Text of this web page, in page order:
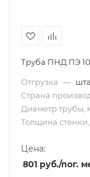
Труба ПНД ПЭ
Отгрузка —
Страна
Диаметр трубы,
Толщина
Цена:
801 руб./пог.